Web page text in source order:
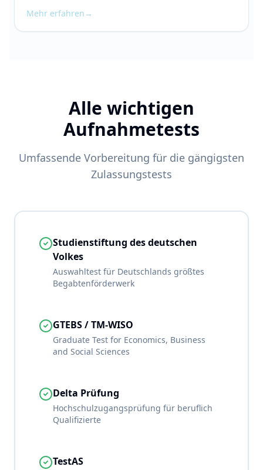
Mehr erfahren →
Alle wichtigen
Aufnahmetests
Umfassende Vorbereitung für die gängigsten
Zulassungstests
Studienstiftung des deutschen
Volkes
Auswahltest für Deutschlands größtes
Begabtenförderwerk
GTEBS / TM-WISO
Graduate Test for Economics, Business
and Social Sciences
Delta Prüfung
Hochschulzugangsprüfung für beruflich
Qualifizierte
TestAS